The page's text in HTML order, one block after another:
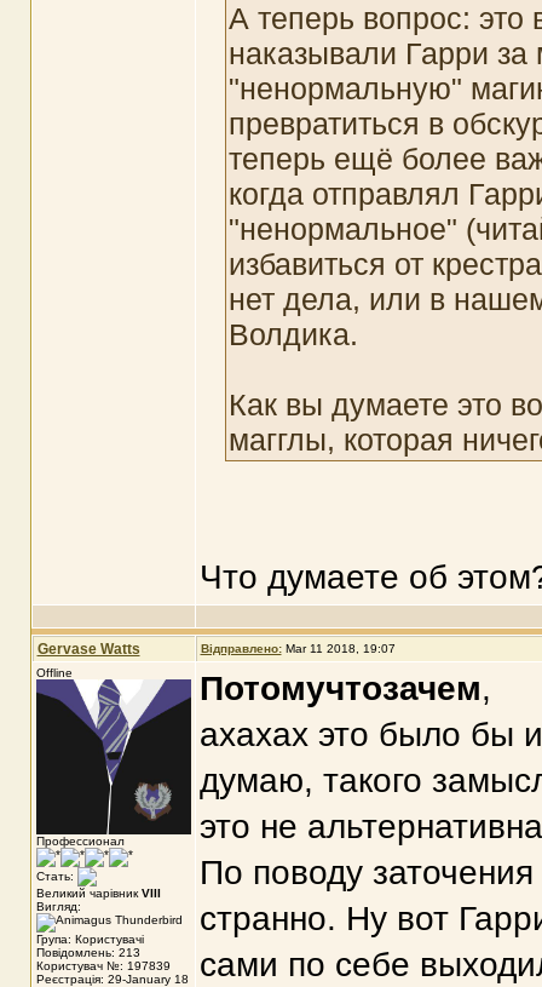
А теперь вопрос: это
наказывали Гарри за
"ненормальную"
превратиться в
теперь ещё более
когда отправлял
"ненормальное"
избавиться от
нет дела, или в
Волдика.
Как вы думаете это
магглы, которая
Что думаете об
Gervase Watts Відправлено: Mar 11 2018, 19:07
Offline
Профессионал
Стать:
Великий чарівник VIII
Вигляд:
Група: Користувачі
Повідомлень: 213
Користувач №: 197839
Реєстрація: 29-January 18
Потомучтозачем,
ахахах это было бы
думаю, такого
это не
По поводу
странно. Ну вот
сами по себе